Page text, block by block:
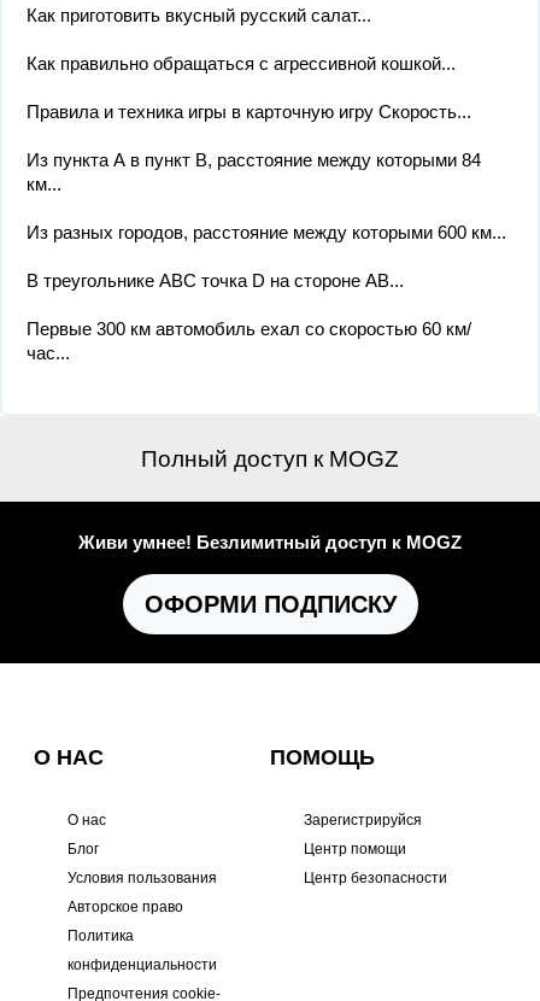
Как приготовить вкусный русский салат...
Как правильно обращаться с агрессивной кошкой...
Правила и техника игры в карточную игру Скорость...
Из пункта А в пункт B, расстояние между которыми 84
км...
Из разных городов, расстояние между которыми 600 км...
В треугольнике АВС точка D на стороне АВ...
Первые 300 км автомобиль ехал со скоростью 60 км/
час...
Полный доступ к MOGZ
Живи умнее! Безлимитный доступ к MOGZ
ОФОРМИ ПОДПИСКУ
О НАС
О нас
Блог
Условия пользования
Авторское право
Политика
конфиденциальности
Предпочтения cookie-
ПОМОЩЬ
Зарегистрируйся
Центр помощи
Центр безопасности